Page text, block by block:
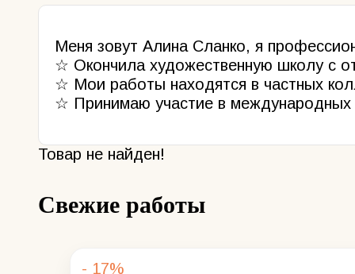
Меня зовут Алина Сланко, я
☆ Окончила художественную школу с
☆ Мои работы находятся в частных
☆ Принимаю участие в международных
Товар не найден!
Свежие работы
- 17%